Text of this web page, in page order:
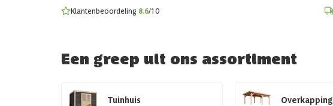
Klantenbeoordeling 8.6/10
Een greep uit ons assortiment
Tuinhuis Overkapping